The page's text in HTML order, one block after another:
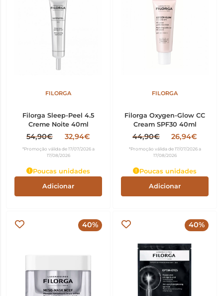
FILORGA
Filorga Sleep-Peel 4.5
Creme Noite 40ml
54,90€ 32,94€
*Promoção válida de 17/07/2026 a
17/08/2026
Poucas unidades
Adicionar
FILORGA
Filorga Oxygen-Glow CC
Cream SPF30 40ml
44,90€ 26,94€
*Promoção válida de 17/07/2026 a
17/08/2026
Poucas unidades
Adicionar
40% 40%